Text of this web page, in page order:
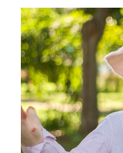
c
e
b
o
o
k
itt
er
e